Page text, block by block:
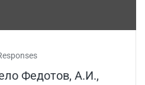
Федотов, А.И.,